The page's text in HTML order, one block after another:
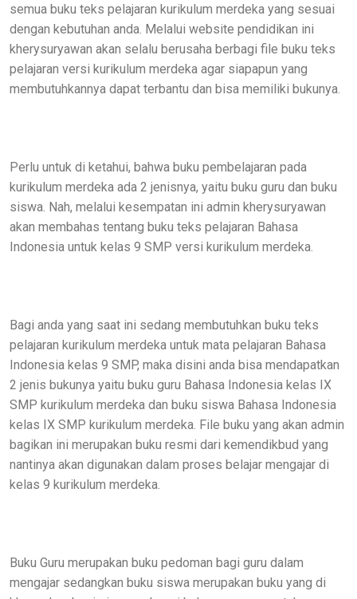
semua buku teks pelajaran kurikulum merdeka yang sesuai
dengan kebutuhan anda. Melalui website pendidikan ini
kherysuryawan akan selalu berusaha berbagi file buku teks
pelajaran versi kurikulum merdeka agar siapapun yang
membutuhkannya dapat terbantu dan bisa memiliki bukunya.
Perlu untuk di ketahui, bahwa buku pembelajaran pada
kurikulum merdeka ada 2 jenisnya, yaitu buku guru dan buku
siswa. Nah, melalui kesempatan ini admin kherysuryawan
akan membahas tentang buku teks pelajaran Bahasa
Indonesia untuk kelas 9 SMP versi kurikulum merdeka.
Bagi anda yang saat ini sedang membutuhkan buku teks
pelajaran kurikulum merdeka untuk mata pelajaran Bahasa
Indonesia kelas 9 SMP, maka disini anda bisa mendapatkan
2 jenis bukunya yaitu buku guru Bahasa Indonesia kelas IX
SMP kurikulum merdeka dan buku siswa Bahasa Indonesia
kelas IX SMP kurikulum merdeka. File buku yang akan admin
bagikan ini merupakan buku resmi dari kemendikbud yang
nantinya akan digunakan dalam proses belajar mengajar di
kelas 9 kurikulum merdeka.
Buku Guru merupakan buku pedoman bagi guru dalam
mengajar sedangkan buku siswa merupakan buku yang di